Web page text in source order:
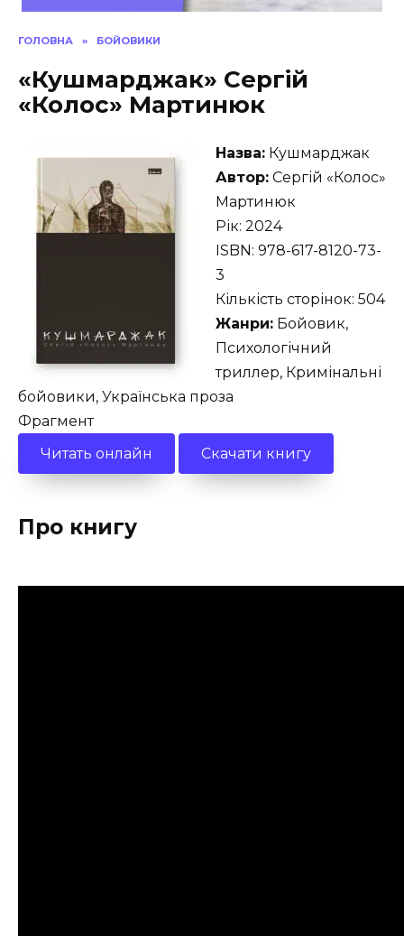
ГОЛОВНА » БОЙОВИКИ
«Кушмарджак» Сергій
«Колос» Мартинюк
Назва: Кушмарджак
Автор: Сергій «Колос»
Мартинюк
Рік: 2024
ISBN: 978-617-8120-73-
3
Кількість сторінок: 504
Жанри: Бойовик,
Психологічний
триллер, Кримінальні
бойовики, Українська проза
Фрагмент
Читать онлайн
Скачати книгу
Про книгу